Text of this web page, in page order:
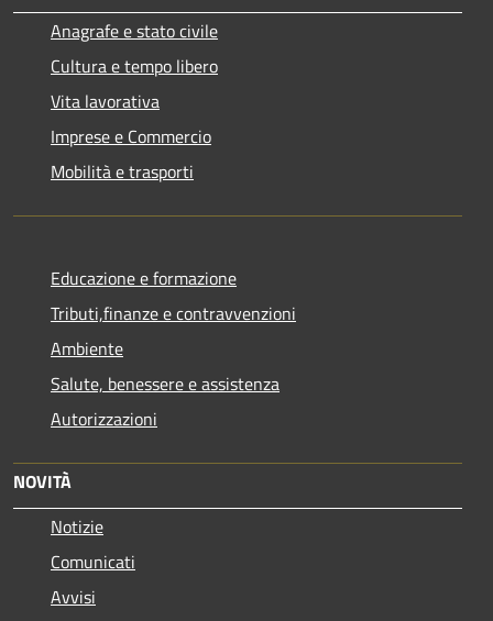
Anagrafe e stato civile
Cultura e tempo libero
Vita lavorativa
Imprese e Commercio
Mobilità e trasporti
Educazione e formazione
Tributi,finanze e contravvenzioni
Ambiente
Salute, benessere e assistenza
Autorizzazioni
NOVITÀ
Notizie
Comunicati
Avvisi